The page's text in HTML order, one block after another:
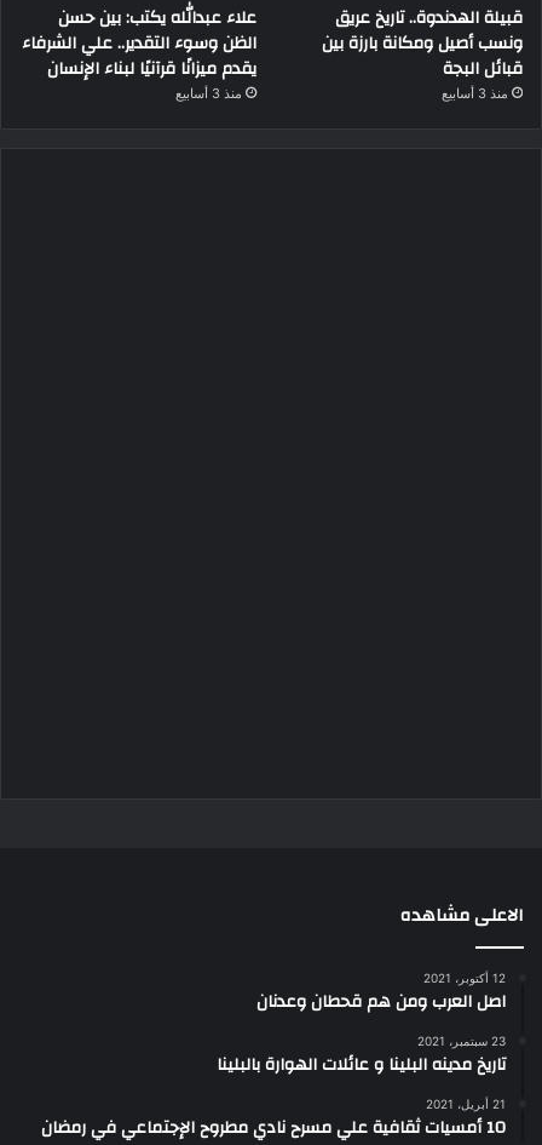
قبيلة الهدندوة.. تاريخ عريق
ونسب أصيل ومكانة بارزة بين
قبائل البجة
منذ 3 أسابيع
علاء عبدالله يكتب: بين حسن
الظن وسوء التقدير.. علي الشرفاء
يقدم ميزانًا قرآنيًا لبناء الإنسان
منذ 3 أسابيع
الاعلى مشاهده
12 أكتوبر، 2021
اصل العرب ومن هم قحطان وعدنان
23 سبتمبر، 2021
تاريخ مدينه البلينا و عائلات الهوارة بالبلينا
21 أبريل، 2021
10 أمسيات ثقافية علي مسرح نادي مطروح الإجتماعي في رمضان